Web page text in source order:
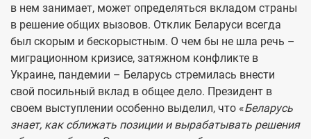
в нем занимает, может определяться вкладом страны
в решение общих вызовов. Отклик Беларуси всегда
был скорым и бескорыстным. О чем бы не шла речь –
миграционном кризисе, затяжном конфликте в
Украине, пандемии – Беларусь стремилась внести
свой посильный вклад в общее дело. Президент в
своем выступлении особенно выделил, что «Беларусь
знает, как сближать позиции и вырабатывать решения